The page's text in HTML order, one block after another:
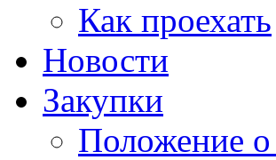
Как проехать
Новости
Закупки
Положение